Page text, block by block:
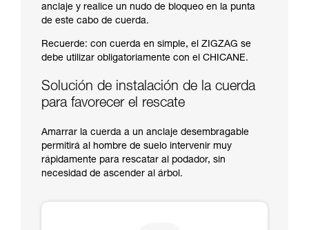
anclaje y realice un nudo de bloqueo en la punta
de este cabo de cuerda.
Recuerde: con cuerda en simple, el ZIGZAG se
debe utilizar obligatoriamente con el CHICANE.
Solución de instalación de la cuerda
para favorecer el rescate
Amarrar la cuerda a un anclaje desembragable
permitirá al hombre de suelo intervenir muy
rápidamente para rescatar al podador, sin
necesidad de ascender al árbol.